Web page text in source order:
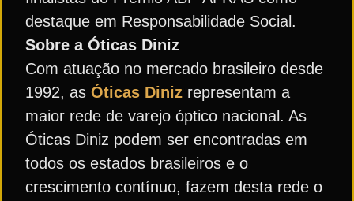
destaque em Responsabilidade Social.
Sobre a Óticas Diniz
Com atuação no mercado brasileiro desde
1992, as Óticas Diniz representam a
maior rede de varejo óptico nacional. As
Óticas Diniz podem ser encontradas em
todos os estados brasileiros e o
crescimento contínuo, fazem desta rede o